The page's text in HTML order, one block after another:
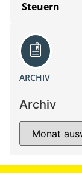
Steuern
ARCHIV
Archiv